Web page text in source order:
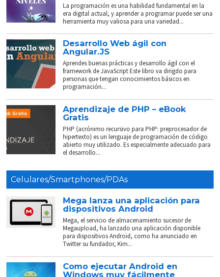
La programación es una habilidad fundamental en la
era digital actual, y aprender a programar puede ser una
herramienta muy valiosa para una variedad...
Desarrollo Web ágil con
Angular.JS
Aprendes buenas prácticas y desarrollo ágil con el
framework de JavaScript Este libro va dirigdo para
personas que tengan conocimientos básicos en
programación...
Aprendizaje de PHP – eBook
Gratis
PHP (acrónimo recursivo para PHP: preprocesador de
hipertexto) es un lenguaje de programación de código
abierto muy utilizado. Es especialmente adecuado para
el desarrollo...
Celulares/Smartphones/PDAs
Mega lanza una aplicación para
dispositivos Android
Mega, el servicio de almacenamiento sucesor de
Megaupload, ha lanzado una aplicación disponible
para dispositivos Android, como ha anunciado en
Twitter su fundador, Kim...
Como ejecutar Android en
Windows muy fácilmente